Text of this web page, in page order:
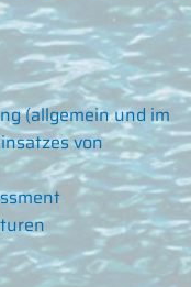
(allgemein und im
von